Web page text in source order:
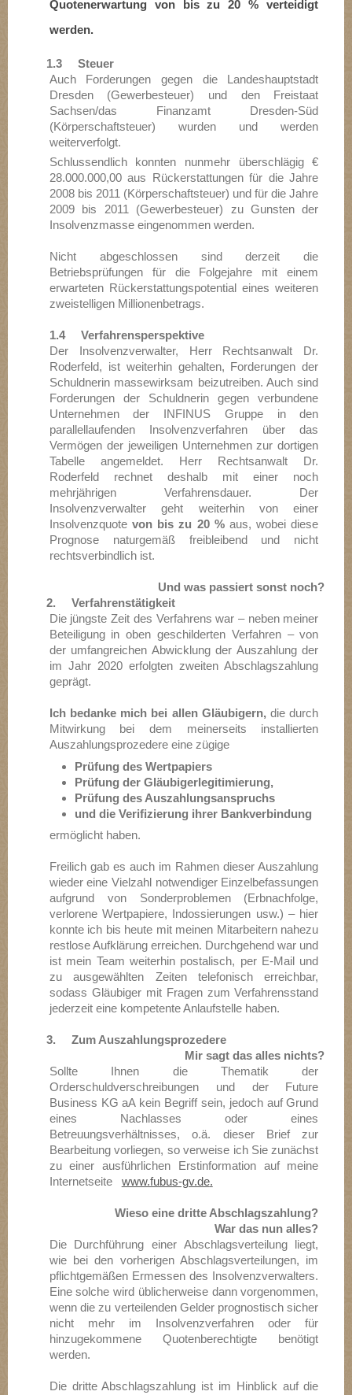
Quotenerwartung von bis zu 20 % verteidigt
werden.
1.3 Steuer
Auch Forderungen gegen die Landeshauptstadt
Dresden (Gewerbesteuer) und den Freistaat
Sachsen/das Finanzamt Dresden-Süd
(Körperschaftsteuer) wurden und werden
weiterverfolgt.
Schlussendlich konnten nunmehr überschlägig €
28.000.000,00 aus Rückerstattungen für die Jahre
2008 bis 2011 (Körperschaftsteuer) und für die Jahre
2009 bis 2011 (Gewerbesteuer) zu Gunsten der
Insolvenzmasse eingenommen werden.
Nicht abgeschlossen sind derzeit die
Betriebsprüfungen für die Folgejahre mit einem
erwarteten Rückerstattungspotential eines weiteren
zweistelligen Millionenbetrags.
1.4 Verfahrensperspektive
Der Insolvenzverwalter, Herr Rechtsanwalt Dr.
Roderfeld, ist weiterhin gehalten, Forderungen der
Schuldnerin massewirksam beizutreiben. Auch sind
Forderungen der Schuldnerin gegen verbundene
Unternehmen der INFINUS Gruppe in den
parallellaufenden Insolvenzverfahren über das
Vermögen der jeweiligen Unternehmen zur dortigen
Tabelle angemeldet. Herr Rechtsanwalt Dr.
Roderfeld rechnet deshalb mit einer noch
mehrjährigen Verfahrensdauer. Der
Insolvenzverwalter geht weiterhin von einer
Insolvenzquote von bis zu 20 %aus, wobei diese
Prognose naturgemäß freibleibend und nicht
rechtsverbindlich ist.
Und was passiert sonst noch?
2. Verfahrenstätigkeit
Die jüngste Zeit des Verfahrens war – neben meiner
Beteiligung in oben geschilderten Verfahren – von
der umfangreichen Abwicklung der Auszahlung der
im Jahr 2020 erfolgten zweiten Abschlagszahlung
geprägt.
Ich bedanke mich bei allen Gläubigern, die durch
Mitwirkung bei dem meinerseits installierten
Auszahlungsprozedere eine zügige
Prüfung des Wertpapiers
Prüfung der Gläubigerlegitimierung,
Prüfung des Auszahlungsanspruchs
und die Verifizierung ihrer Bankverbindung
ermöglicht haben.
Freilich gab es auch im Rahmen dieser Auszahlung
wieder eine Vielzahl notwendiger Einzelbefassungen
aufgrund von Sonderproblemen (Erbnachfolge,
verlorene Wertpapiere, Indossierungen usw.) – hier
konnte ich bis heute mit meinen Mitarbeitern nahezu
restlose Aufklärung erreichen. Durchgehend war und
ist mein Team weiterhin postalisch, per E-Mail und
zu ausgewählten Zeiten telefonisch erreichbar,
sodass Gläubiger mit Fragen zum Verfahrensstand
jederzeit eine kompetente Anlaufstelle haben.
3. Zum Auszahlungsprozedere
Mir sagt das alles nichts?
Sollte Ihnen die Thematik der
Orderschuldverschreibungen und der Future
Business KG aA kein Begriff sein, jedoch auf Grund
eines Nachlasses oder eines
Betreuungsverhältnisses, o.ä. dieser Brief zur
Bearbeitung vorliegen, so verweise ich Sie zunächst
zu einer ausführlichen Erstinformation auf meine
Internetseite www.fubus-gv.de.
Wieso eine dritte Abschlagszahlung?
War das nun alles?
Die Durchführung einer Abschlagsverteilung liegt,
wie bei den vorherigen Abschlagsverteilungen, im
pflichtgemäßen Ermessen des Insolvenzverwalters.
Eine solche wird üblicherweise dann vorgenommen,
wenn die zu verteilenden Gelder prognostisch sicher
nicht mehr im Insolvenzverfahren oder für
hinzugekommene Quotenberechtigte benötigt
werden.
Die dritte Abschlagszahlung ist im Hinblick auf die